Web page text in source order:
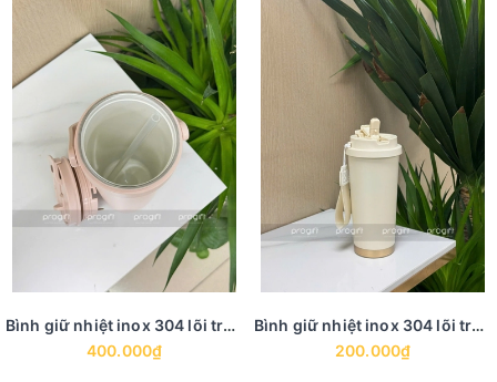
Bình giữ nhiệt inox 304 lõi tráng men in khắc logo - BGN 21
400.000₫
Bình giữ nhiệt inox 304 lõi tráng men in khắc logo - BGN 20
200.000₫